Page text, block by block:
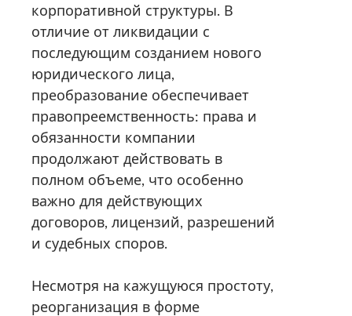
корпоративной структуры. В
отличие от ликвидации с
последующим созданием нового
юридического лица,
преобразование обеспечивает
правопреемственность: права и
обязанности компании
продолжают действовать в
полном объеме, что особенно
важно для действующих
договоров, лицензий, разрешений
и судебных споров.
Несмотря на кажущуюся простоту,
реорганизация в форме